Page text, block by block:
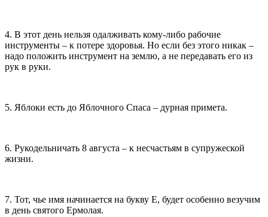
4. В этот день нельзя одалживать кому-либо рабочие
инструменты – к потере здоровья. Но если без этого никак –
надо положить инструмент на землю, а не передавать его из
рук в руки.
5. Яблоки есть до Яблочного Спаса – дурная примета.
6. Рукодельничать 8 августа – к несчастьям в супружеской
жизни.
7. Тот, чье имя начинается на букву Е, будет особенно везучим
в день святого Ермолая.